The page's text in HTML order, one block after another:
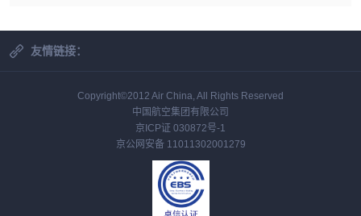
友情链接：
Copyright©2012 Air China, All Rights Reserved
中国航空集团有限公司
京ICP证 030872号-1
京公网安备 11011302001279